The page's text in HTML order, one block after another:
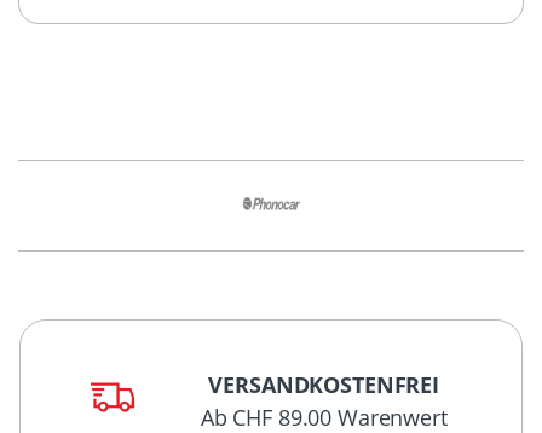
VERSANDKOSTENFREI
Ab CHF 89.00 Warenwert